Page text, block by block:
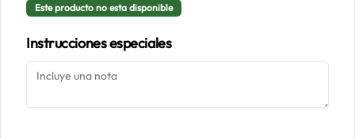
Facebook
Mi cuenta
Iniciar sesión
Este producto no esta disponible
Instrucciones especiales